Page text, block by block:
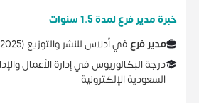
خبرة مدير فرع لمدة 1.5 سنوات
مدير فرعفيأدلاس للنشر والتوزيع (
2025 -
درجة البكالوريوسفيإدارة الأعمال
السعودية الإلكترونية